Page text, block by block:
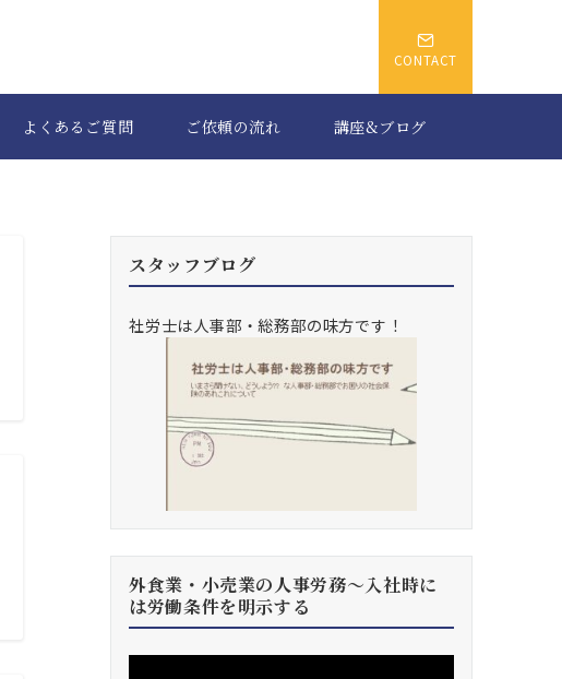
CONTACT
よくあるご質問 ご依頼の流れ 講座&ブログ
スタッフブログ
社労士は人事部・総務部の味方です！
外食業・小売業の人事労務～入社時に
は労働条件を明示する